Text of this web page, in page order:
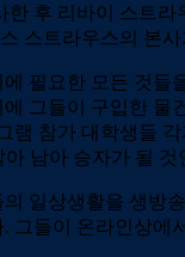
후 리바이 스트
스트라우스의 본
필요한 모든 것
그들이 구입한
참가 대학생들
남아 승자가 될 것
일상생활을 생방
들이 온라인상